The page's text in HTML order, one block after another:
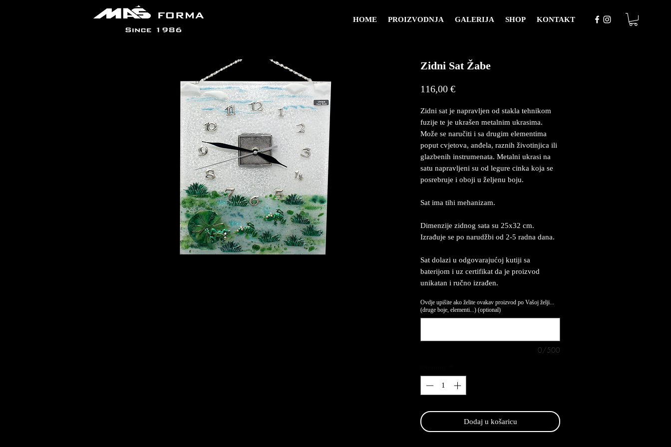
HOME PROIZVODNJA GALERIJA SHOP KONTAKT
Zidni Sat Žabe
116,00 €Price
Zidni sat je napravljen od stakla tehnikom
fuzije te je ukrašen metalnim ukrasima.
Može se naručiti i sa drugim elementima
poput cvjetova, anđela, raznih životinjica ili
glazbenih instrumenata. Metalni ukrasi na
satu napravljeni su od legure cinka koja se
posrebruje i oboji u željenu boju.
Sat ima tihi mehanizam.
Dimenzije zidnog sata su 25x32 cm.
Izrađuje se po narudžbi od 2-5 radna dana.
Sat dolazi u odgovarajućoj kutiji sa
baterijom i uz certifikat da je proizvod
unikatan i ručno izrađen.
Ovdje upišite ako želite ovakav proizvod po Vašoj želji...
(druge boje, elementi...) (optional)
0/500
Dodaj u košaricu